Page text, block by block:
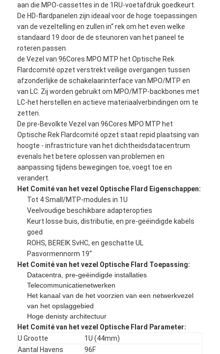
Huis
aan die MPO-cassettes in de 1RU-voetafdruk goedkeurt.
De HD-flardpanelen zijn ideaal voor de hoge toepassingen
van de vezeltelling en zullen in“ rek om het even welke
standaard 19 door de de steunoren van het paneel te
roteren passen.
de Vezel van 96Cores MPO MTP het Optische Rek
Flardcomité opzet verstrekt veilige overgangen tussen
afzonderlijke de schakelaarinterface van MPO/MTP en
van LC. Zij worden gebruikt om MPO/MTP-backbones met
LC-het herstellen en actieve materiaalverbindingen om te
zetten.
De pre-Bevolkte Vezel van 96Cores MPO MTP het
Optische Rek Flardcomité opzet staat repid plaatsing van
hoogte - infrastricture van het dichtheidsdatacentrum
evenals het betere oplossen van problemen en
aanpassing tijdens bewegingen toe, voegt toe en
verandert.
Het Comité van het vezel Optische Flard Eigenschappen:
Tot 4 Small/MTP-modules in 1U
Veelvoudige beschikbare adapteropties
Keurt losse buis, distributie, en pre-geëindigde kabels
goed
ROHS, BEREIK SvHC, en geschatte UL
Pasvormennorm 19“
Het Comité van het vezel Optische Flard Toepassing:
Datacentra, pre-geëindigde installaties
Telecommunicatienetwerken
Het kanaal van de het voorzien van een netwerkvezel
van het opslaggebied
Hoge denisty architectuur
Het Comité van het vezel Optische Flard Parameter:
U Grootte
1U (44mm)
Aantal Havens
96F